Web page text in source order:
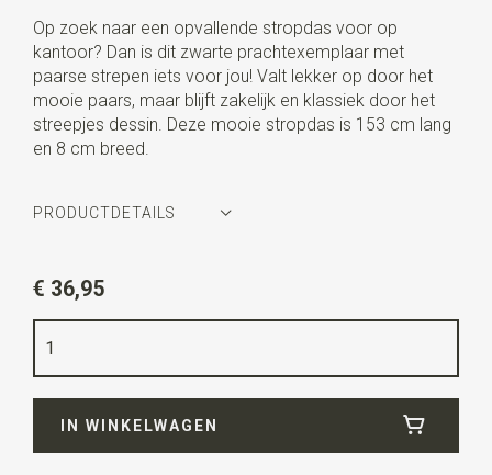
Op zoek naar een opvallende stropdas voor op
kantoor? Dan is dit zwarte prachtexemplaar met
paarse strepen iets voor jou! Valt lekker op door het
mooie paars, maar blijft zakelijk en klassiek door het
streepjes dessin. Deze mooie stropdas is 153 cm lang
en 8 cm breed.
PRODUCTDETAILS
zwart / paars
Kwaliteit
Lengteca. 153 cm
€ 36,95
IN WINKELWAGEN